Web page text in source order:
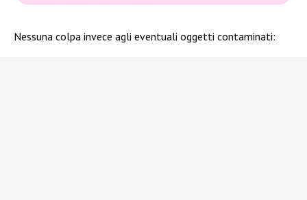
Nessuna colpa invece agli eventuali oggetti contaminati: